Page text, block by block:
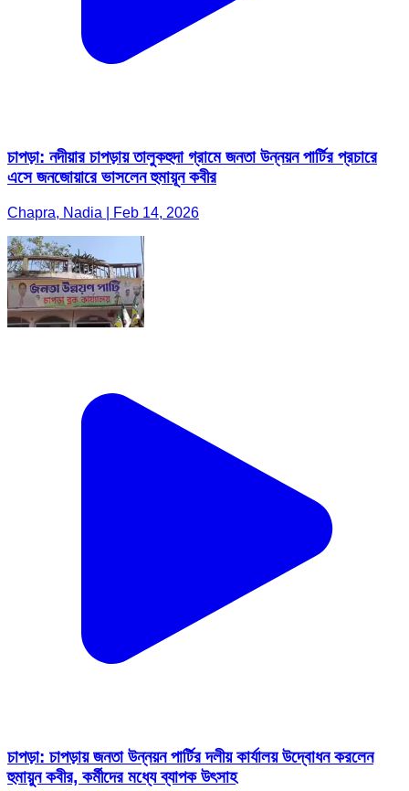
চাপড়া: নদীয়ার চাপড়ায় তালুকহুদা গ্রামে জনতা উন্নয়ন পার্টির প্রচারে
এসে জনজোয়ারে ভাসলেন হুমায়ূন কবীর
Chapra, Nadia | Feb 14, 2026
চাপড়া: চাপড়ায় জনতা উন্নয়ন পার্টির দলীয় কার্যালয় উদ্বোধন করলেন
হুমায়ুন কবীর, কর্মীদের মধ্যে ব্যাপক উৎসাহ